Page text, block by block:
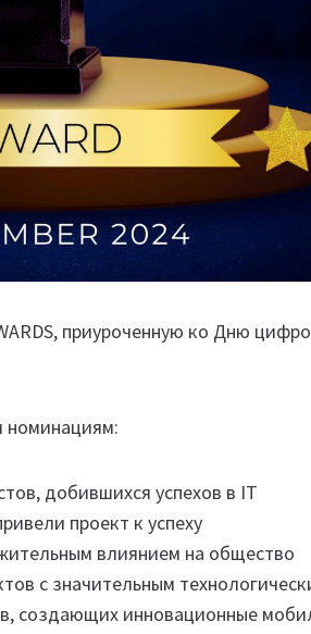
приуроченную ко Дню
номинациям:
добившихся успехов в IT
проект к успеху
влиянием на общество
с значительным
создающих инновационные